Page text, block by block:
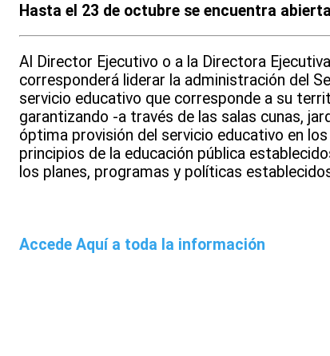
Hasta el 23 de octubre se encuentra
Al Director Ejecutivo o a la Directora
corresponderá liderar la administración del
servicio educativo que corresponde a su
garantizando -a través de las salas cunas,
óptima provisión del servicio educativo en
principios de la educación pública
los planes, programas y políticas
Accede Aquí a toda la información